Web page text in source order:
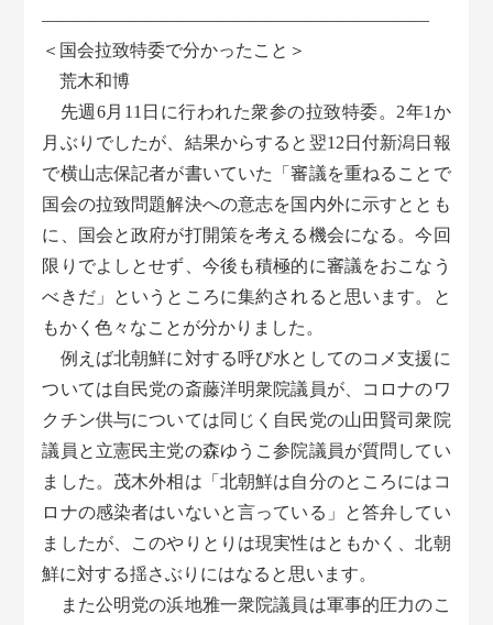
――――――――――――――――――――――
＜国会拉致特委で分かったこと＞
荒木和博
先週6月11日に行われた衆参の拉致特委。2年1か
月ぶりでしたが、結果からすると翌12日付新潟日報
で横山志保記者が書いていた「審議を重ねることで
国会の拉致問題解決への意志を国内外に示すととも
に、国会と政府が打開策を考える機会になる。今回
限りでよしとせず、今後も積極的に審議をおこなう
べきだ」というところに集約されると思います。と
もかく色々なことが分かりました。
例えば北朝鮮に対する呼び水としてのコメ支援に
ついては自民党の斎藤洋明衆院議員が、コロナのワ
クチン供与については同じく自民党の山田賢司衆院
議員と立憲民主党の森ゆうこ参院議員が質問してい
ました。茂木外相は「北朝鮮は自分のところにはコ
ロナの感染者はいないと言っている」と答弁してい
ましたが、このやりとりは現実性はともかく、北朝
鮮に対する揺さぶりにはなると思います。
また公明党の浜地雅一衆院議員は軍事的圧力のこ